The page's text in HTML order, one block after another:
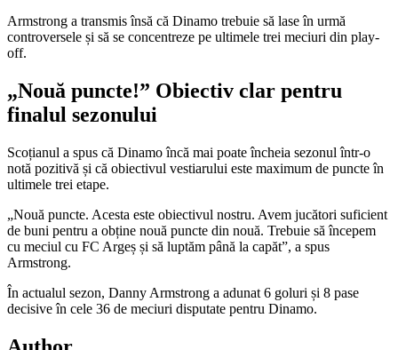
Armstrong a transmis însă că Dinamo trebuie să lase în urmă
controversele și să se concentreze pe ultimele trei meciuri din play-
off.
„Nouă puncte!” Obiectiv clar pentru
finalul sezonului
Scoțianul a spus că Dinamo încă mai poate încheia sezonul într-o
notă pozitivă și că obiectivul vestiarului este maximum de puncte în
ultimele trei etape.
„Nouă puncte. Acesta este obiectivul nostru. Avem jucători suficient
de buni pentru a obține nouă puncte din nouă. Trebuie să începem
cu meciul cu FC Argeș și să luptăm până la capăt”, a spus
Armstrong.
În actualul sezon, Danny Armstrong a adunat 6 goluri și 8 pase
decisive în cele 36 de meciuri disputate pentru Dinamo.